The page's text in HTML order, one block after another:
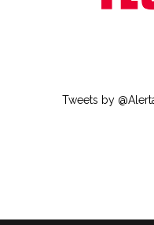
Tweets by